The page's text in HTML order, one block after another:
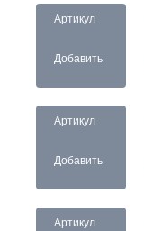
Артикул
Добавить
Артикул
Добавить
Артикул